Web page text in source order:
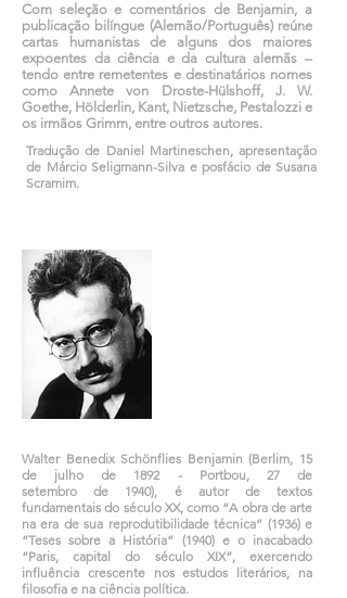
Com seleção e comentários de Benjamin, a
publicação bilíngue (Alemão/Português) reúne
cartas humanistas de alguns dos maiores
expoentes da ciência e da cultura alemãs –
tendo entre remetentes e destinatários nomes
como Annete von Droste-Hülshoff, J. W.
Goethe, Hölderlin, Kant, Nietzsche, Pestalozzi e
os irmãos Grimm, entre outros autores.
Tradução de Daniel Martineschen, apresentação
de Márcio Seligmann-Silva e posfácio de Susana
Scramim.
Walter Benedix Schönflies Benjamin (Berlim, 15
de julho de 1892 - Portbou, 27 de
setembro de 1940), é autor de textos
fundamentais do século XX, como “A obra de arte
na era de sua reprodutibilidade técnica” (1936) e
“Teses sobre a História” (1940) e o inacabado
“Paris, capital do século XIX”, exercendo
influência crescente nos estudos literários, na
filosofia e na ciência política.